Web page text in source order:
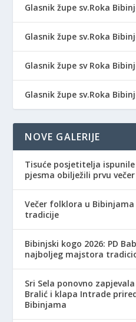
Glasnik župe sv.Roka
Glasnik župe sv.Roka
Glasnik župe sv Roka
Glasnik župe sv.Roka
NOVE GALERIJE
Tisuće posjetitelja
pjesma obilježili prvu
Večer folklora u
tradicije
Bibinjski kogo 2026: PD
najboljeg majstora
Sri Sela ponovno
Bralić i klapa Intrade
Bibinjama